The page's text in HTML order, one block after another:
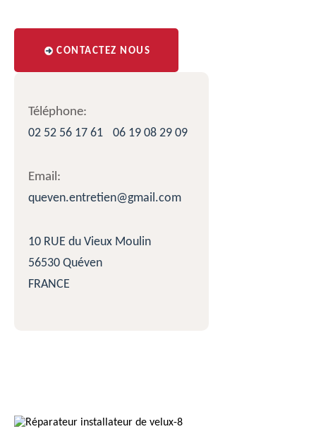
CONTACTEZ NOUS
Téléphone:
02 52 56 17 61
06 19 08 29 09
Email:
queven.entretien@gmail.com
10 RUE du Vieux Moulin
56530 Quéven
FRANCE